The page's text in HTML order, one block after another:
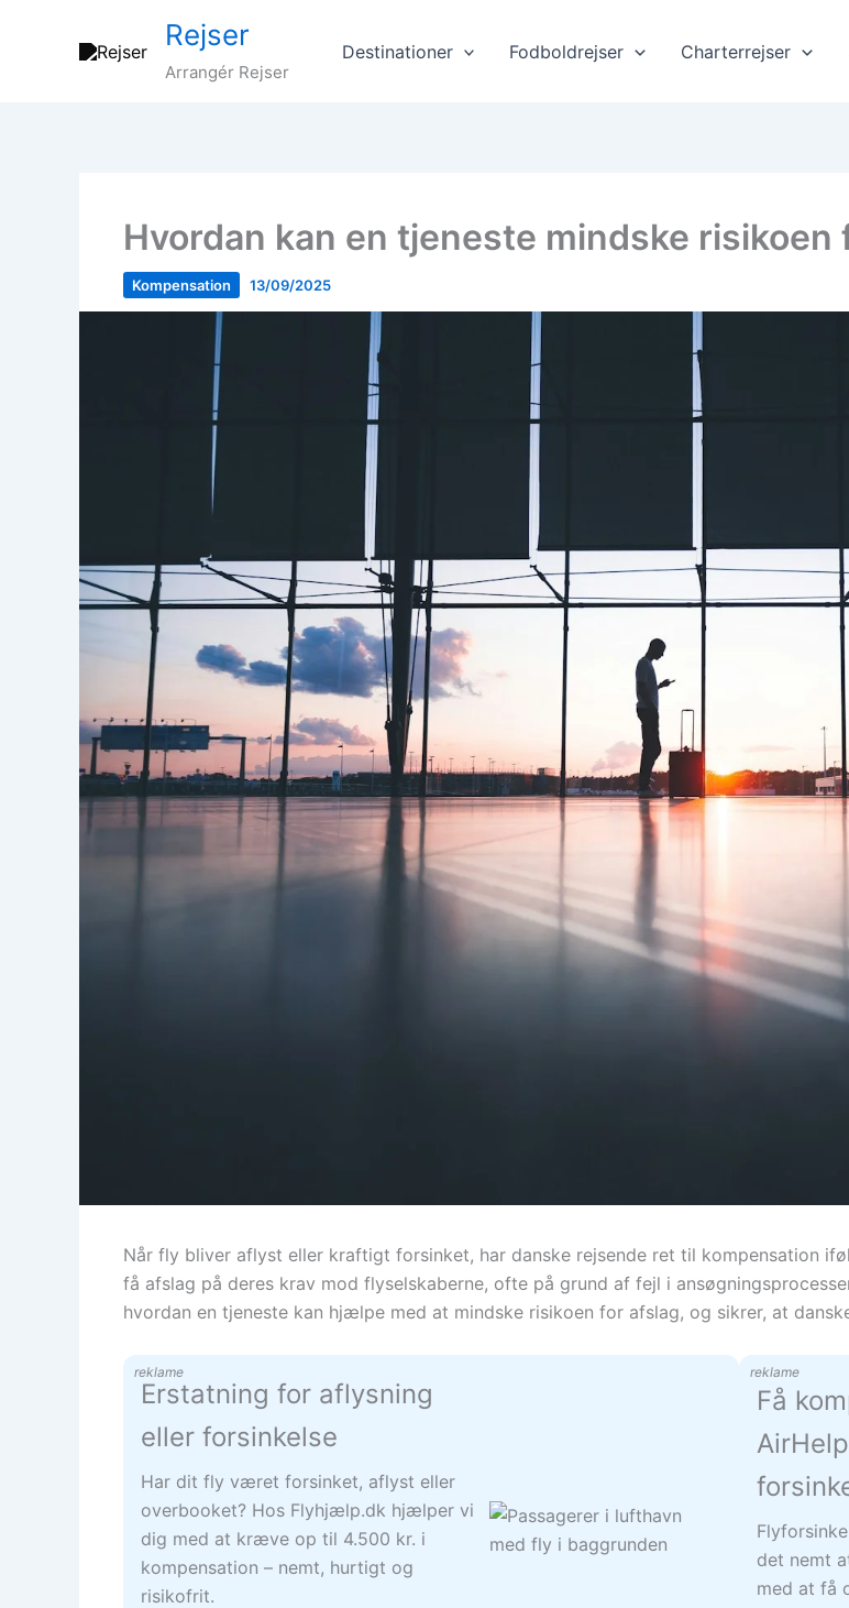
Rejser
Arrangér Rejser
Destinationer Fodboldrejser Charterrejser
Hvordan kan en tjeneste mindske risikoen
Kompensation 13/09/2025
Når fly bliver aflyst eller kraftigt forsinket, har danske rejsende ret til kompensation
få afslag på deres krav mod flyselskaberne, ofte på grund af fejl i
hvordan en tjeneste kan hjælpe med at mindske risikoen for afslag, og sikrer, at
reklame
Erstatning for aflysning
eller forsinkelse
Har dit fly været forsinket, aflyst eller
overbooket? Hos Flyhjælp.dk hjælper vi
dig med at kræve op til 4.500 kr. i
kompensation – nemt, hurtigt og
risikofrit.
reklame
Få
det nemt
med at få